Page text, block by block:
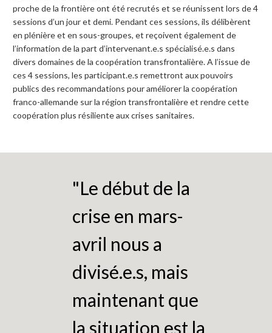
proche de la frontière ont été recrutés et se réunissent lors de 4
sessions d’un jour et demi. Pendant ces sessions, ils délibèrent
en plénière et en sous-groupes, et reçoivent également de
l’information de la part d’intervenant.e.s spécialisé.e.s dans
divers domaines de la coopération transfrontalière. A l’issue de
ces 4 sessions, les participant.e.s remettront aux pouvoirs
publics des recommandations pour améliorer la coopération
franco-allemande sur la région transfrontalière et rendre cette
coopération plus résiliente aux crises sanitaires.
"Le début de la
crise en mars-
avril nous a
divisé.e.s, mais
maintenant que
la situation est la